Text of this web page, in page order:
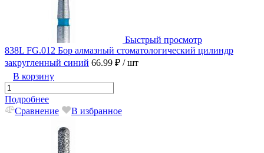
Быстрый просмотр
838L FG.012 Бор алмазный стоматологический цилиндр
закругленный синий 66.99 ₽ / шт
В корзину
Подробнее
Сравнение
В избранное